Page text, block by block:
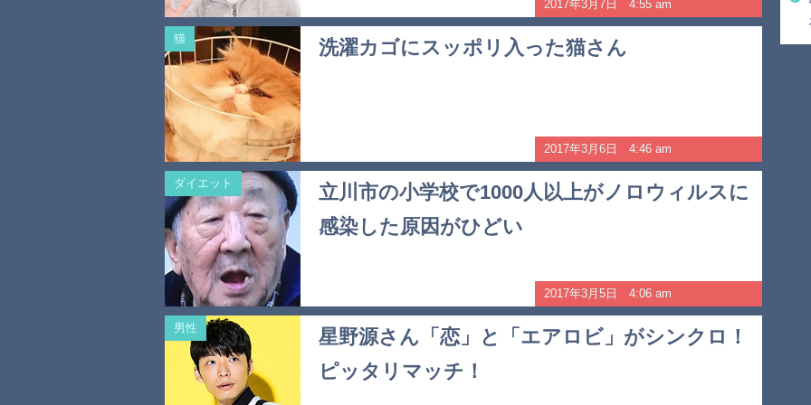
2017年3月7日 4:55 am
洗濯カゴにスッポリ入った猫さん
猫
2017年3月6日 4:46 am
立川市の小学校で1000人以上がノロウィルスに
感染した原因がひどい
ダイエット
2017年3月5日 4:06 am
星野源さん「恋」と「エアロビ」がシンクロ！
ピッタリマッチ！
男性